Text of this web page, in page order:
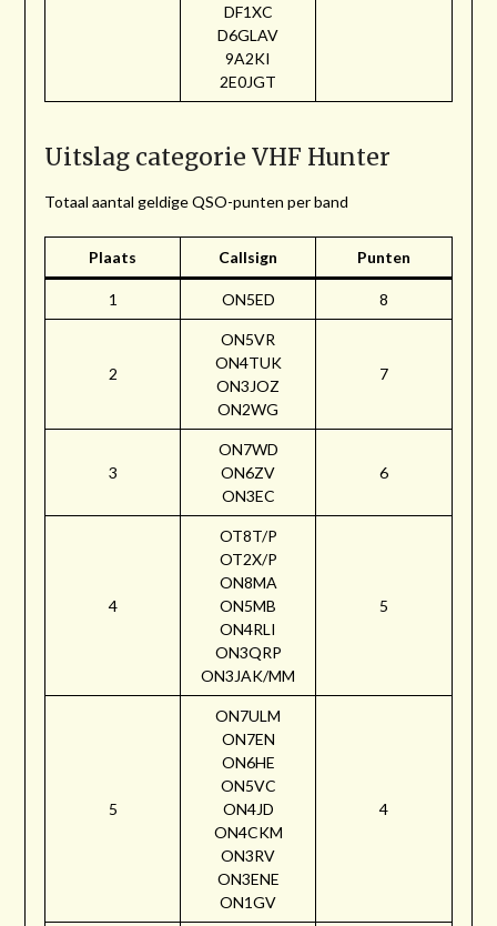
DF1XC
D6GLAV
9A2KI
2E0JGT
Uitslag categorie VHF Hunter
Totaal aantal geldige QSO-punten per band
Plaats Callsign Punten
1 ON5ED 8
2
ON5VR
ON4TUK
ON3JOZ
ON2WG
7
3
ON7WD
ON6ZV
ON3EC
6
4
OT8T/P
OT2X/P
ON8MA
ON5MB
ON4RLI
ON3QRP
ON3JAK/MM
5
5
ON7ULM
ON7EN
ON6HE
ON5VC
ON4JD
ON4CKM
ON3RV
ON3ENE
ON1GV
4